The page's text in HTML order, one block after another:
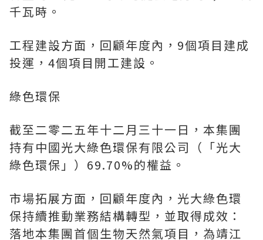
千瓦時。
工程建設方面，回顧年度內，9個項目建成
投運，4個項目開工建設。
綠色環保
截至二零二五年十二月三十一日，本集團
持有中國光大綠色環保有限公司（「光大
綠色環保」）69.70%的權益。
市場拓展方面，回顧年度內，光大綠色環
保持續推動業務結構轉型，並取得成效：
落地本集團首個生物天然氣項目，為靖江